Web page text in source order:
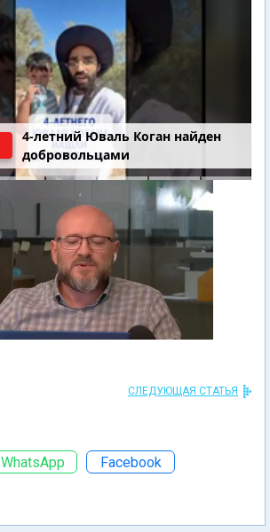
4-летний Юваль Коган найден
добровольцами
СЛЕДУЮЩАЯ СТАТЬЯ
WhatsApp Facebook